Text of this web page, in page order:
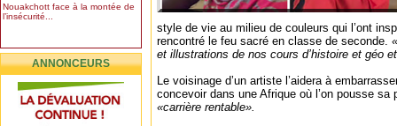
Nouakchott face à la montée de
l’insécurité...
ANNONCEURS
style de vie au milieu de couleurs qui l’ont
rencontré le feu sacré en classe de seconde.
et illustrations de nos cours d’histoire et géo
Le voisinage d’un artiste l’aidera à
concevoir dans une Afrique où l’on pousse sa
«carrière rentable».